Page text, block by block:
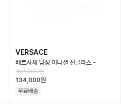
VERSACE
베르사체 남성 이니셜 선글라스 -
Versace Mens Premium
Sunglasses…
159,000원
134,000원
무료배송